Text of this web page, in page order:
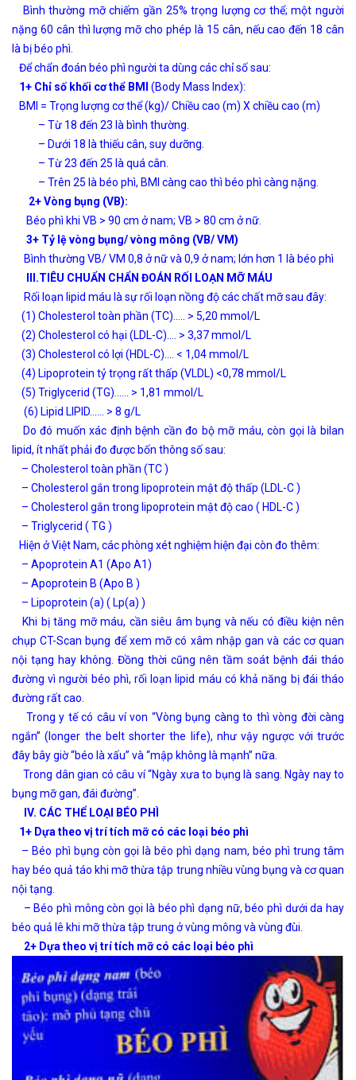
Bình thường mỡ chiếm gần 25% trọng lượng cơ thể; một người
nặng 60 cân thì lượng mỡ cho phép là 15 cân, nếu cao đến 18 cân
là bị béo phì.
Để chẩn đoán béo phì người ta dùng các chỉ số sau:
1+ Chỉ số khối cơ thể BMI
(Body Mass Index):
BMI = Trọng lượng cơ thể (kg)/ Chiều cao (m) X chiều cao (m)
– Từ 18 đến 23 là bình thường.
– Dưới 18 là thiếu cân, suy dưỡng.
– Từ 23 đến 25 là quá cân.
– Trên 25 là béo phì, BMI càng cao thì béo phì càng nặng.
2+ Vòng bụng (VB):
Béo phì khi VB > 90 cm ở nam; VB > 80 cm ở nữ.
3+ Tỷ lệ vòng bụng/ vòng mông (VB/ VM)
Bình thường VB/ VM 0,8 ở nữ và 0,9 ở nam; lớn hơn 1 là béo phì
III.TIÊU CHUẨN CHẨN ĐOÁN RỐI LOẠN MỠ MÁU
Rối loạn lipid máu là sự rối loạn nồng độ các chất mỡ sau đây:
(1) Cholesterol toàn phần (TC)….. > 5,20 mmol/L
(2) Cholesterol có hại (LDL-C)…. > 3,37 mmol/L
(3) Cholesterol có lợi (HDL-C)…. < 1,04 mmol/L
(4) Lipoprotein tỷ trọng rất thấp (VLDL) <0,78 mmol/L
(5) Triglycerid (TG)…… > 1,81 mmol/L
(6) Lipid LIPID…… > 8 g/L
Do đó muốn xác định bệnh cần đo bộ mỡ máu, còn gọi là bilan
lipid, ít nhất phải đo được bốn thông số sau:
– Cholesterol toàn phần (TC )
– Cholesterol gắn trong lipoprotein mật độ thấp (LDL-C )
– Cholesterol gắn trong lipoprotein mật độ cao ( HDL-C )
– Triglycerid ( TG )
Hiện ở Việt Nam, các phòng xét nghiệm hiện đại còn đo thêm:
– Apoprotein A1 (Apo A1)
– Apoprotein B (Apo B )
– Lipoprotein (a) ( Lp(a) )
Khi bị tăng mỡ máu, cần siêu âm bụng và nếu có điều kiện nên
chụp CT-Scan bụng để xem mỡ có xâm nhập gan và các cơ quan
nội tạng hay không. Đồng thời cũng nên tầm soát bệnh đái tháo
đường vì người béo phì, rối loạn lipid máu có khả năng bị đái tháo
đường rất cao.
Trong y tế có câu ví von “Vòng bụng càng to thì vòng đời càng
ngắn” (longer the belt shorter the life), như vậy ngược với trước
đây bây giờ “béo là xấu” và “mập không là mạnh” nữa.
Trong dân gian có câu ví “Ngày xưa to bụng là sang. Ngày nay to
bụng mỡ gan, đái đường”.
IV. CÁC THỂ LOẠI BÉO PHÌ
1+ Dựa theo vị trí tích mỡ có các loại béo phì
– Béo phì bụng còn gọi là béo phì dạng nam, béo phì trung tâm
hay béo quả táo khi mỡ thừa tập trung nhiều vùng bụng và cơ quan
nội tạng.
– Béo phì mông còn gọi là béo phì dạng nữ, béo phì dưới da hay
béo quả lê khi mỡ thừa tập trung ở vùng mông và vùng đùi.
2+ Dựa theo vị trí tích mỡ có các loại béo phì